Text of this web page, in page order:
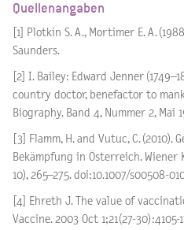
Quellenangaben
[1] Plotkin S. A., Mortimer E. A.
Saunders.
[2] I. Bailey: Edward Jenner
country doctor, benefactor to
Biography. Band 4, Nummer 2, Mai
[3] Flamm, H. and Vutuc, C. (2010).
Bekämpfung in Österreich. Wiener
10), 265–275. doi:10.1007/s00508-
[4] Ehreth J. The value of
Vaccine. 2003 Oct 1;21(27-30):4105-